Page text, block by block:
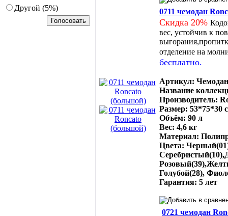
Другoй (5%)
0711 чемодан
Скидка 20%
вес, устойчив к
отделение на
бесплатно.
Артикул:
Название
Производитель:
Размер: 53*75*30
Объём: 90 л
Вес: 4,6 кг
Материал:
Цвета:
Голубой(28),
Гарантия: 5 лет
0721 чемодан